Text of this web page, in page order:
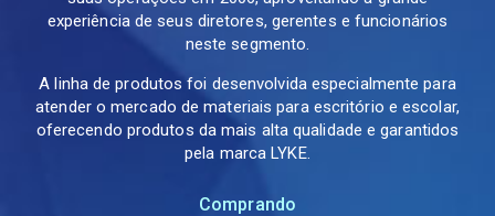
experiência de seus diretores, gerentes e funcionários
neste segmento.
A linha de produtos foi desenvolvida especialmente para
atender o mercado de materiais para escritório e escolar,
oferecendo produtos da mais alta qualidade e garantidos
pela marca LYKE.
Comprando